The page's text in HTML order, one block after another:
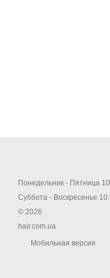
Понедельник - Пятница
Суббота - Воскресенье
© 2026
hair.com.ua
Мобильная версия